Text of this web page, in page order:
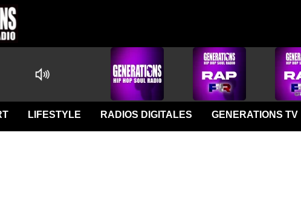
LIFESTYLE RADIOS DIGITALES GENERATIONS TV